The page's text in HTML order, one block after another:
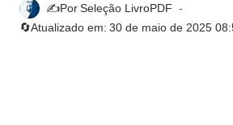
✍️PorSeleção LivroPDF
🔄Atualizado em: 30 de maio de 2025